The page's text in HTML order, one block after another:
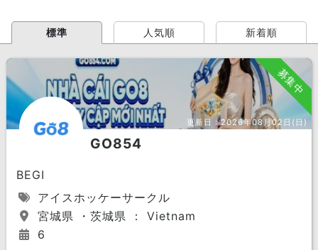
標準 人気順 新着順
募集中
更新日：2026年08月02日(日)
GO854
BEGI
アイスホッケーサークル
宮城県 ・茨城県 ： Vietnam
6